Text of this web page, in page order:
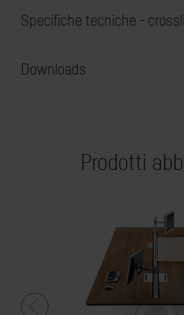
Specifiche tecniche -
Downloads
Prodotti